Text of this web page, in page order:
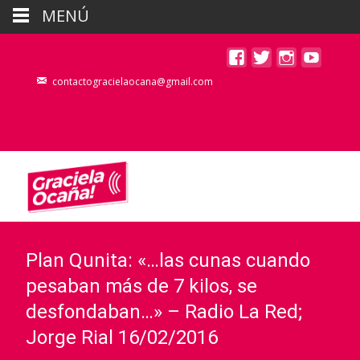
contactogracielaocana@gmail.com
Plan Qunita: «…las cunas cuando
pesaban más de 7 kilos, se
desfondaban…» – Radio La Red;
Jorge Rial 16/02/2016
MENÚ